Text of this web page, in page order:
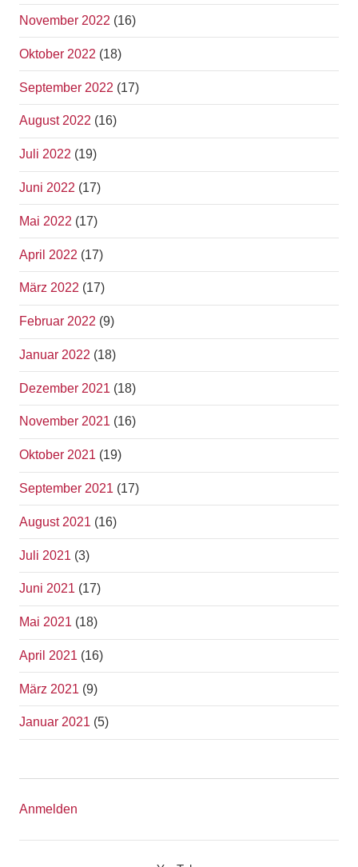
November 2022 (16)
Oktober 2022 (18)
September 2022 (17)
August 2022 (16)
Juli 2022 (19)
Juni 2022 (17)
Mai 2022 (17)
April 2022 (17)
März 2022 (17)
Februar 2022 (9)
Januar 2022 (18)
Dezember 2021 (18)
November 2021 (16)
Oktober 2021 (19)
September 2021 (17)
August 2021 (16)
Juli 2021 (3)
Juni 2021 (17)
Mai 2021 (18)
April 2021 (16)
März 2021 (9)
Januar 2021 (5)
Anmelden